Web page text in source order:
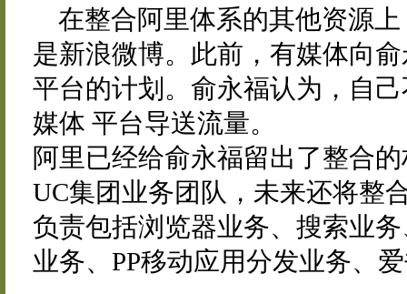
在整合阿里体系的其他资源
是新浪微博。此前，有媒体向
平台的计划。俞永福认为，自
媒体 平台导送流量。
阿里已经给俞永福留出了整合
UC集团业务团队，未来还将整
负责包括浏览器业务、搜索业
业务、PP移动应用分发业务、